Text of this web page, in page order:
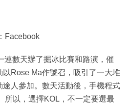
連數天辦了掘冰比賽和路演，催
Rose Ma作號召，吸引了一大堆
人參加。數天活動後，手機程式
所以，選擇KOL，不一定要選最